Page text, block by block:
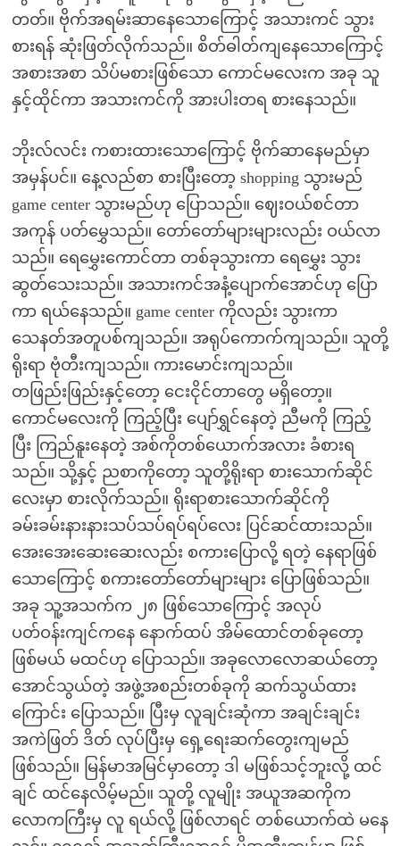
တတ်။ ဗိုက်အရမ်းဆာနေသောကြောင့် အသားကင် သွား
စားရန် ဆုံးဖြတ်လိုက်သည်။ စိတ်ဓါတ်ကျနေသောကြောင့်
အစားအစာ သိပ်မစားဖြစ်သော ကောင်မလေးက အခု သူ
နှင့်ထိုင်ကာ အသားကင်ကို အားပါးတရ စားနေသည်။
ဘိုးလ်လင်း ကစားထားသောကြောင့် ဗိုက်ဆာနေမည်မှာ
အမှန်ပင်။ နေ့လည်စာ စားပြီးတော့ shopping သွားမည်
game center သွားမည်ဟု ပြောသည်။ ဈေးဝယ်စင်တာ
အကုန် ပတ်မွှေသည်။ တော်တော်များများလည်း ဝယ်လာ
သည်။ ရေမွှေးကောင်တာ တစ်ခုသွားကာ ရေမွှေး သွား
ဆွတ်သေးသည်။ အသားကင်အနံ့ပျောက်အောင်ဟု ပြော
ကာ ရယ်နေသည်။ game center ကိုလည်း သွားကာ
သေနတ်အတူပစ်ကျသည်။ အရုပ်ကောက်ကျသည်။ သူတို့
ရိုးရာ ဗုံတီးကျသည်။ ကားမောင်းကျသည်။
တဖြည်းဖြည်းနှင့်တော့ ငေးငိုင်တာတွေ မရှိတော့။
ကောင်မလေးကို ကြည့်ပြီး ပျော်ရွှင်နေတဲ့ ညီမကို ကြည့်
ပြီး ကြည်နူးနေတဲ့ အစ်ကိုတစ်ယောက်အလား ခံစားရ
သည်။ သို့နှင့် ညစာကိုတော့ သူတို့ရိုးရာ စားသောက်ဆိုင်
လေးမှာ စားလိုက်သည်။ ရိုးရာစားသောက်ဆိုင်ကို
ခမ်းခမ်းနားနားသပ်သပ်ရပ်ရပ်လေး ပြင်ဆင်ထားသည်။
အေးအေးဆေးဆေးလည်း စကားပြောလို့ ရတဲ့ နေရာဖြစ်
သောကြောင့် စကားတော်တော်များများ ပြောဖြစ်သည်။
အခု သူ့အသက်က ၂၈ ဖြစ်သောကြောင့် အလုပ်
ပတ်ဝန်းကျင်ကနေ နောက်ထပ် အိမ်ထောင်တစ်ခုတော့
ဖြစ်မယ် မထင်ဟု ပြောသည်။ အခုလောလောဆယ်တော့
အောင်သွယ်တဲ့ အဖွဲ့အစည်းတစ်ခုကို ဆက်သွယ်ထား
ကြောင်း ပြောသည်။ ပြီးမှ လူချင်းဆုံကာ အချင်းချင်း
အကဲဖြတ် ဒိတ် လုပ်ပြီးမှ ရှေ့ရေးဆက်တွေးကျမည်
ဖြစ်သည်။ မြန်မာအမြင်မှာတော့ ဒါ မဖြစ်သင့်ဘူးလို့ ထင်
ချင် ထင်နေလိမ့်မည်။ သူတို့ လူမျိုး အယူအဆကိုက
လောကကြီးမှ လူ ရယ်လို့ ဖြစ်လာရင် တစ်ယောက်ထဲ မနေ